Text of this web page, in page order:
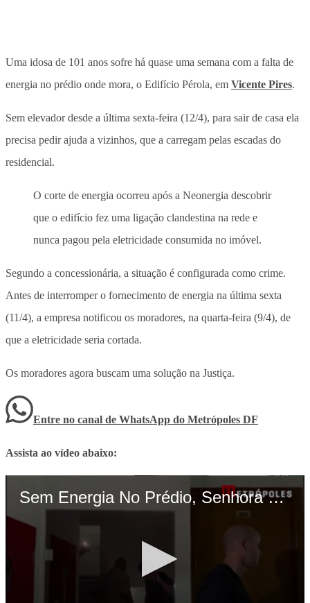
Uma idosa de 101 anos sofre há quase uma semana com a falta de
energia no prédio onde mora, o Edifício Pérola, em Vicente Pires.
Sem elevador desde a última sexta-feira (12/4), para sair de casa ela
precisa pedir ajuda a vizinhos, que a carregam pelas escadas do
residencial.
O corte de energia ocorreu após a Neonergia descobrir
que o edifício fez uma ligação clandestina na rede e
nunca pagou pela eletricidade consumida no imóvel.
Segundo a concessionária, a situação é configurada como crime.
Antes de interromper o fornecimento de energia na última sexta
(11/4), a empresa notificou os moradores, na quarta-feira (9/4), de
que a eletricidade seria cortada.
Os moradores agora buscam uma solução na Justiça.
Entre no canal de WhatsApp do Metrópoles DF
Assista ao vídeo abaixo: